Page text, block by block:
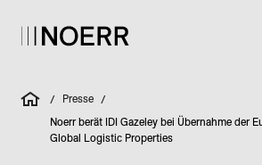
/ Presse /
Noerr berät IDI Gazeley bei Übernahme der
Global Logistic Properties